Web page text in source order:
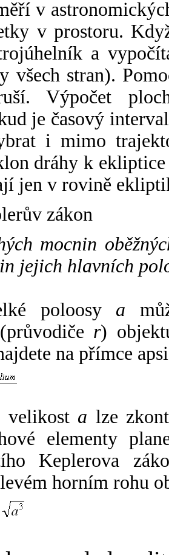
v
v prostoru.
a
všech stran).
Výpočet
je časový
i mimo
dráhy k
jen v rovině
zákon
mocnin
jejich hlavních
poloosy a
r)
na přímce
velikost a lze
elementy
Keplerova
horním rohu